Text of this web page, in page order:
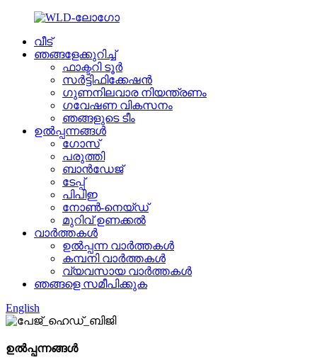
വീട്
ഞങ്ങളേക്കുറിച്ച്
ഫാക്ടറി ടൂർ
സർട്ടിഫിക്കേഷൻ
ഗുണനിലവാര നിയന്ത്രണം
ഗവേഷണ വികസനം
ഞങ്ങളുടെ ടീം
ഉൽപ്പന്നങ്ങൾ
ഗോസ്
പരുത്തി
ബാൻഡേജ്
ടേപ്പ്
പിപിഇ
നോൺ-നെയ്‌ഡ്
മുറിവ് ഉണക്കൽ
വാർത്തകൾ
ഉൽപ്പന്ന വാർത്തകൾ
കമ്പനി വാർത്തകൾ
വ്യവസായ വാർത്തകൾ
ഞങ്ങളെ സമീപിക്കുക
English
ഉൽപ്പന്നങ്ങൾ